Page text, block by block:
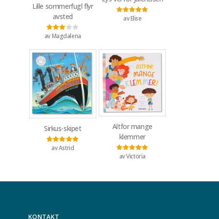
Lille sommerfugl flyr
avsted
Vurdert3av 5
av Magdalena
Vurdert5
av Elise
Sirkus-skipet
Vurdert5
av Astrid
Altfor mange
klemmer
Vurdert5av 5
av Victoria
KONTAKT